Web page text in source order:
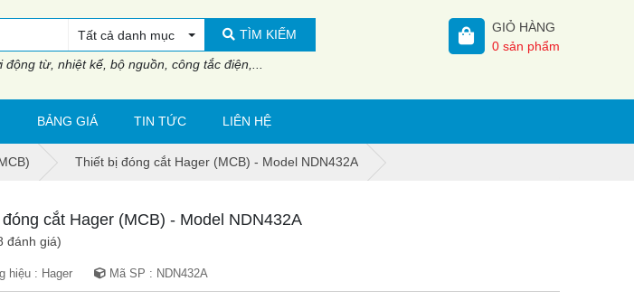
Tất cả danh mục TÌM KIẾM
từ, nhiệt kế, bộ nguồn, công tắc điện,...
GIỎ HÀNG
0 sản phẩm
BẢNG GIÁ TIN TỨC LIÊN HỆ
Thiết bị đóng cắt Hager (MCB) - Model NDN432A
cắt Hager (MCB) - Model NDN432A
đánh giá)
hiệu : Hager Mã SP : NDN432A